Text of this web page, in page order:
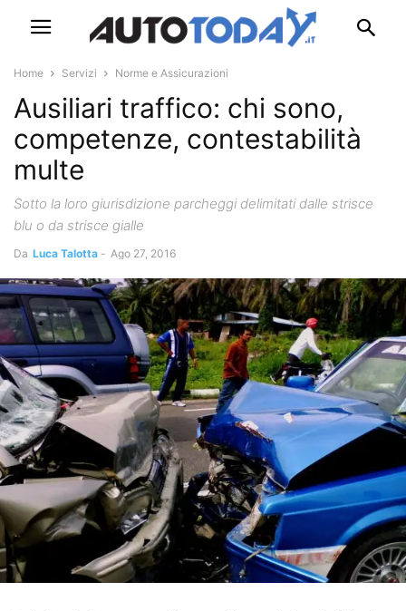
Home Servizi Norme e Assicurazioni
Ausiliari traffico: chi sono,
competenze, contestabilità
multe
Sotto la loro giurisdizione parcheggi delimitati dalle strisce
blu o da strisce gialle
Da Luca Talotta - Ago 27, 2016